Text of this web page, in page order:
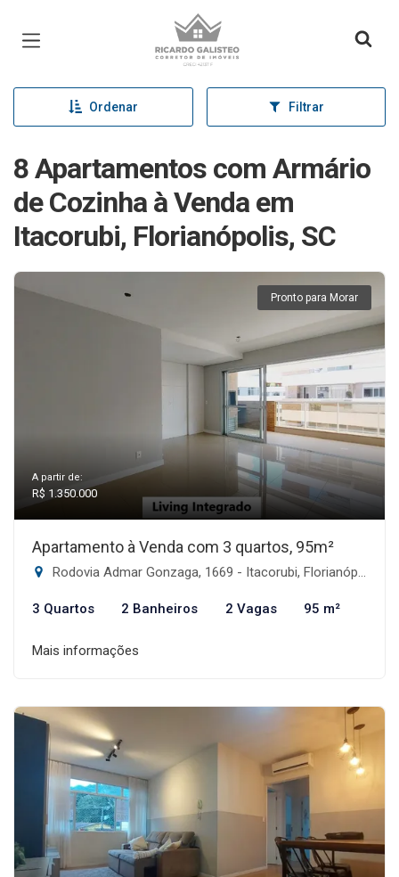
Página inicial
Ordenar Filtrar
8 Apartamentos com Armário
de Cozinha à Venda em
Itacorubi, Florianópolis, SC
Pronto para Morar
A partir de:
R$ 1.350.000
Apartamento à Venda com 3 quartos, 95m²
Rodovia Admar Gonzaga, 1669 - Itacorubi, Florianópolis-SC
3 Quartos 2 Banheiros 2 Vagas 95 m²
Mais informações